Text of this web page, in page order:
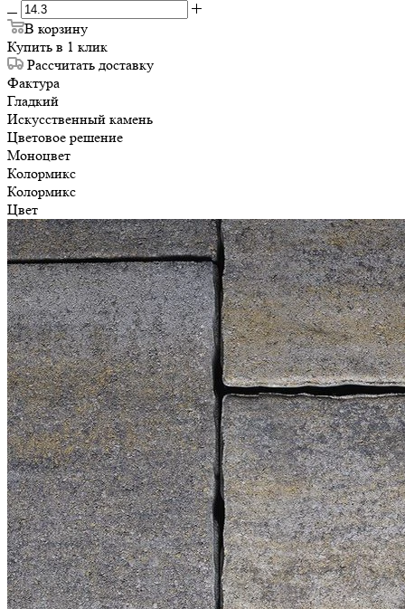
В корзину
Купить в 1 клик
Рассчитать доставку
Фактура
Гладкий
Искусственный камень
Цветовое решение
Моноцвет
Колормикс
Колормикс
Цвет